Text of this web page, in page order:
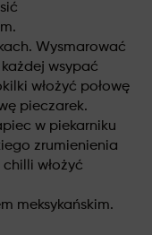
Wysmarować
wsypać
włożyć połowę
pieczarek.
w piekarniku
zrumienienia
włożyć
meksykańskim.